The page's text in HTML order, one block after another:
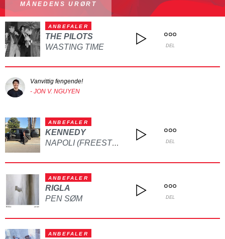
MÅNEDENS URØRT
ANBEFALER
THE PILOTS
WASTING TIME
DEL
Vanvittig fengende!
- JON V. NGUYEN
ANBEFALER
KENNEDY
NAPOLI (FREESTYLE) DEL
ANBEFALER
RIGLA
PEN SØM
DEL
ANBEFALER